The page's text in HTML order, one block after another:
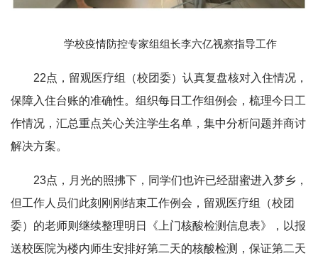
学校疫情防控专家组组长李六亿视察指导工作
22点，留观医疗组（校团委）认真复盘核对入住情况，
保障入住台账的准确性。组织每日工作组例会，梳理今日工
作情况，汇总重点关心关注学生名单，集中分析问题并商讨
解决方案。
23点，月光的照拂下，同学们也许已经甜蜜进入梦乡，
但工作人员们此刻刚刚结束工作例会，留观医疗组（校团
委）的老师则继续整理明日《上门核酸检测信息表》，以报
送校医院为楼内师生安排好第二天的核酸检测，保证第二天